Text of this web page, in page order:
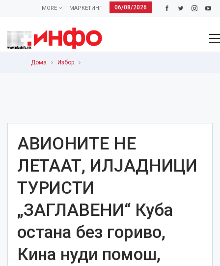
06/08/2026
МАРКЕТИНГ
MORE
Дома Избор
АВИОНИТЕ НЕ
ЛЕТААТ, ИЛЈАДНИЦИ
ТУРИСТИ
„ЗАГЛАВЕНИ“ Куба
остана без гориво,
Кина нуди помош,